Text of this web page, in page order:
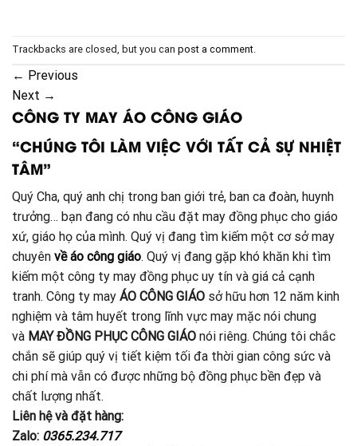
Trackbacks are closed, but you can post a comment.
← Previous
Next →
CÔNG TY MAY ÁO CÔNG GIÁO
“CHÚNG TÔI LÀM VIỆC VỚI TẤT CẢ SỰ NHIỆT
TÂM”
Quý Cha, quý anh chị trong ban giới trẻ, ban ca đoàn, huynh
trưởng… bạn đang có nhu cầu đặt may đồng phục cho giáo
xứ, giáo họ của mình. Quý vị đang tìm kiếm một cơ sở may
chuyên về áo công giáo. Quý vị đang gặp khó khăn khi tìm
kiếm một công ty may đồng phục uy tín và giá cả cạnh
tranh. Công ty may ÁO CÔNG GIÁO sở hữu hơn 12 năm kinh
nghiệm và tâm huyết trong lĩnh vực may mặc nói chung
và MAY ĐỒNG PHỤC CÔNG GIÁO nói riêng. Chúng tôi chắc
chắn sẽ giúp quý vị tiết kiệm tối đa thời gian công sức và
chi phí mà vẫn có được những bộ đồng phục bền đẹp và
chất lượng nhất.
Liên hệ và đặt hàng:
Zalo: 0365.234.717